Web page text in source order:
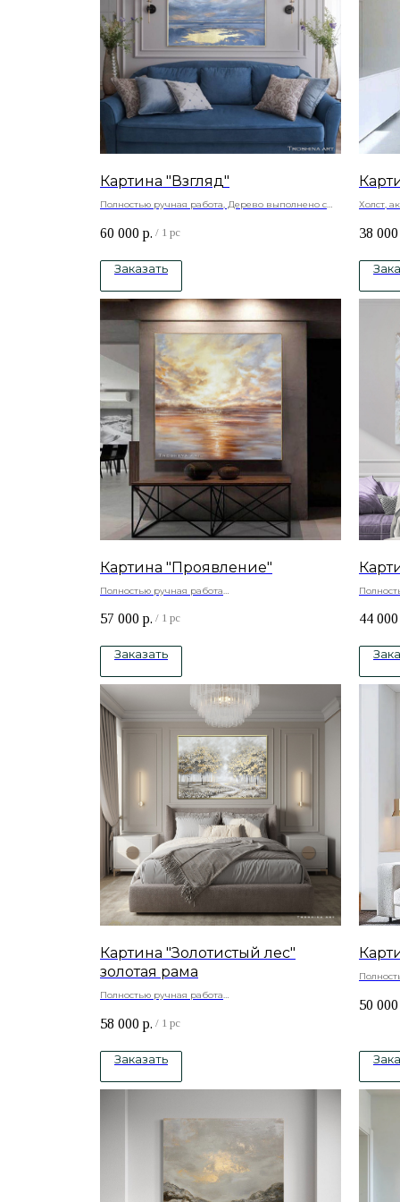
Картина "Взгляд"
Полностью ручная работа, Дерево выполнено с
Натуральный холст , подрамник -сосна, акриловые
60 000 р. / 1 pc
Заказать
Холст,
38 000
Картина "Проявление"
Полностью ручная работа
краски
57 000 р. / 1 pc
Заказать
-сосна,
Под
44 000
Картина "Золотистый лес"
золотая рама
Полностью ручная работа
акриловые краски.
58 000 р. / 1 pc
Заказать
-сосна,
Под
50 000